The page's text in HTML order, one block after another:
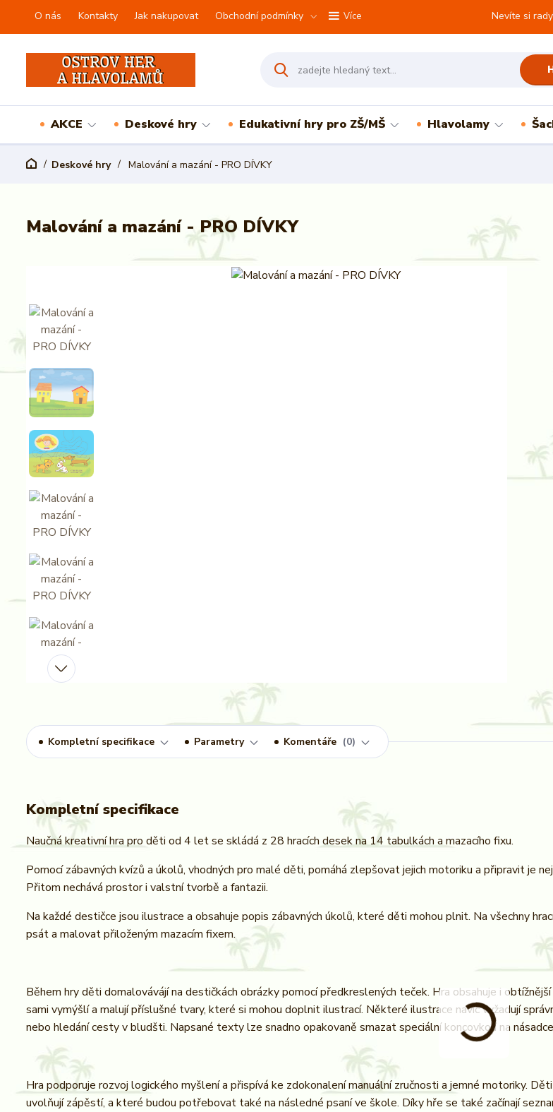
O nás Kontakty Jak nakupovat Obchodní podmínky Více Nevíte si
AKCE Deskové hry Edukativní hry pro ZŠ/MŠ Hlavolamy
Deskové hry Malování a mazání - PRO DÍVKY
Malování a mazání - PRO DÍVKY
Kompletní specifikace Parametry Komentáře 0
Kompletní specifikace
Naučná kreativní hra pro děti od 4 let se skládá z 28 hracích desek na 14 tabulkách a mazacího fixu.
Pomocí zábavných kvízů a úkolů, vhodných pro malé děti, pomáhá zlepšovat jejich motoriku a připravit je
Přitom nechává prostor i valstní tvorbě a fantazii.
Na každé destičce jsou ilustrace a obsahuje popis zábavných úkolů, které děti mohou plnit. Na všechny
psát a malovat přiloženým mazacím fixem.
Během hry děti domalovávájí na destičkách obrázky pomocí předkreslených teček. Hra obsahuje i
sami vymýšlí a malují příslušné tvary, které si mohou doplnit ilustrací. Některé ilustrace navíc vyžadují
nebo hledání cesty v bludšti. Napsané texty lze snadno opakovaně smazat speciální koncovkou na
Hra podporuje rozvoj logického myšlení a přispívá ke zdokonalení manuální zručnosti a jemné motoriky.
uvolňují zápěstí, a které budou potřebovat také na následné psaní ve škole. Díky hře se také začínají